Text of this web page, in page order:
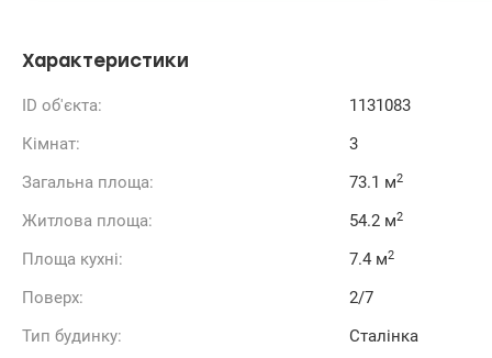
Характеристики
ID об'єкта:
1131083
Кімнат:
3
Загальна площа:
73.1 м2
Житлова площа: 54.2 м2
Площа кухні: 7.4 м2
Поверх:
2/7
Тип будинку:
Сталінка